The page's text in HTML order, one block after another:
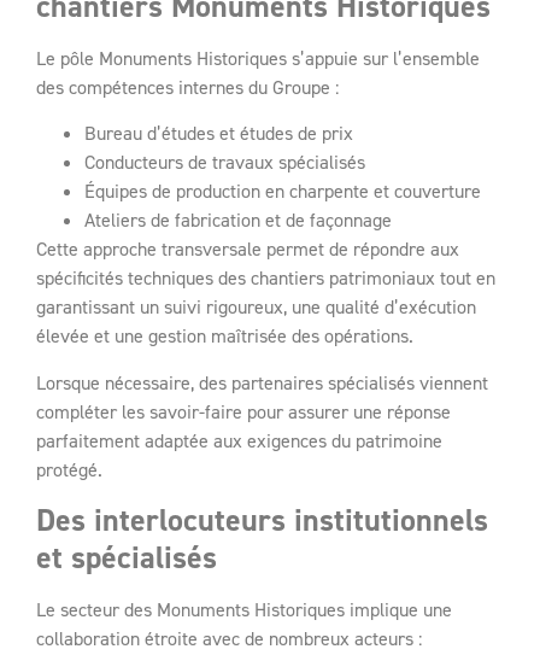
Le pôle Monuments Historiques s’appuie sur l’ensemble
des compétences internes du Groupe :
Bureau d’études et études de prix
Conducteurs de travaux spécialisés
Équipes de production en charpente et couverture
Ateliers de fabrication et de façonnage
Cette approche transversale permet de répondre aux
spécificités techniques des chantiers patrimoniaux tout en
garantissant un suivi rigoureux, une qualité d’exécution
élevée et une gestion maîtrisée des opérations.
Lorsque nécessaire, des partenaires spécialisés viennent
compléter les savoir-faire pour assurer une réponse
parfaitement adaptée aux exigences du patrimoine
protégé.
Des interlocuteurs institutionnels
et spécialisés
Le secteur des Monuments Historiques implique une
collaboration étroite avec de nombreux acteurs :